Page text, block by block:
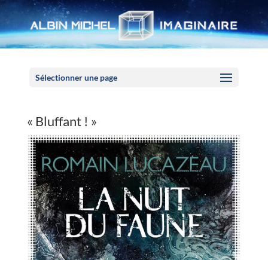
Sélectionner une page
« Bluffant ! »
Panneau de gestion des cookies